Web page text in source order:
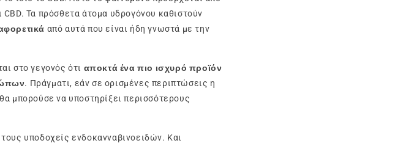
Τα πρόσθετα άτομα υδρογόνου καθιστούν
από αυτά που είναι ήδη γνωστά με την
στο γεγονός ότι αποκτά ένα πιο ισχυρό προϊόν
. Πράγματι, εάν σε ορισμένες περιπτώσεις η
μπορούσε να υποστηρίξει περισσότερους
υποδοχείς ενδοκανναβινοειδών. Και